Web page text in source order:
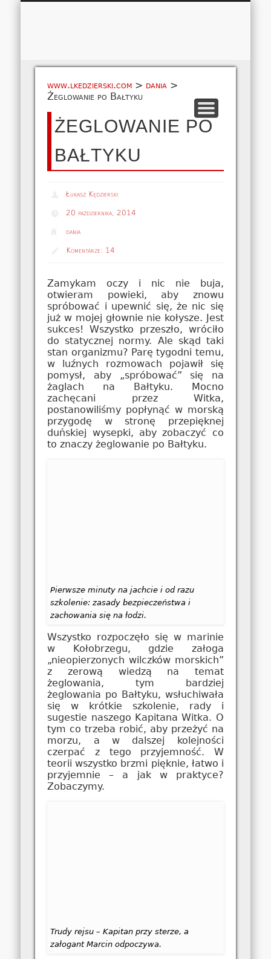
O NAS
EUROPA A-M
EUROPA N-Z
AZJA
AFRYKA
AMERYKA
OCEANIA
MAPA
WSPÓŁPRACA
KONTAKT
www.lkedzierski.com > dania >
Żeglowanie po Bałtyku
ŻEGLOWANIE PO
BAŁTYKU
Łukasz Kędzierski
20 października, 2014
dania
Komentarze: 14
Zamykam oczy i nic nie buja,
otwieram powieki, aby znowu
spróbować i upewnić się, że nic się
już w mojej głownie nie kołysze. Jest
sukces! Wszystko przeszło, wróciło
do statycznej normy. Ale skąd taki
stan organizmu? Parę tygodni temu,
w luźnych rozmowach pojawił się
pomysł, aby „spróbować” się na
żaglach na Bałtyku. Mocno
zachęcani przez Witka,
postanowiliśmy popłynąć w morską
przygodę w stronę przepięknej
duńskiej wysepki, aby zobaczyć co
to znaczy żeglowanie po Bałtyku.
Pierwsze minuty na jachcie i od razu
szkolenie: zasady bezpieczeństwa i
zachowania się na łodzi.
Wszystko rozpoczęło się w marinie
w Kołobrzegu, gdzie załoga
„nieopierzonych wilczków morskich”
z zerową wiedzą na temat
żeglowania, tym bardziej
żeglowania po Bałtyku, wsłuchiwała
się w krótkie szkolenie, rady i
sugestie naszego Kapitana Witka. O
tym co trzeba robić, aby przeżyć na
morzu, a w dalszej kolejności
czerpać z tego przyjemność. W
teorii wszystko brzmi pięknie, łatwo i
przyjemnie – a jak w praktyce?
Zobaczymy.
Trudy rejsu – Kapitan przy sterze, a
załogant Marcin odpoczywa.